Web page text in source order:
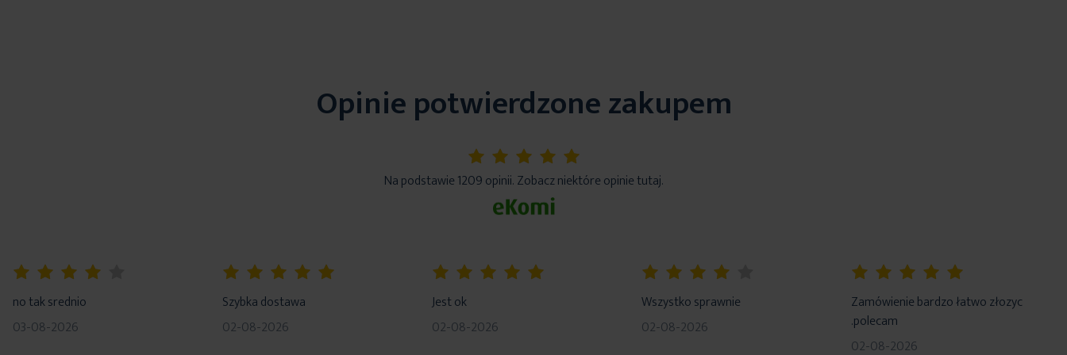
Opinie potwierdzone zakupem
5%
Na podstawie 1209 opinii. Zobacz niektóre opinie tutaj.
no tak srednio
03-08-2026
Szybka dostawa
02-08-2026
Jest ok
02-08-2026
Wszystko sprawnie
02-08-2026
Zamówienie bardzo łatwo złozyc
.polecam
02-08-2026